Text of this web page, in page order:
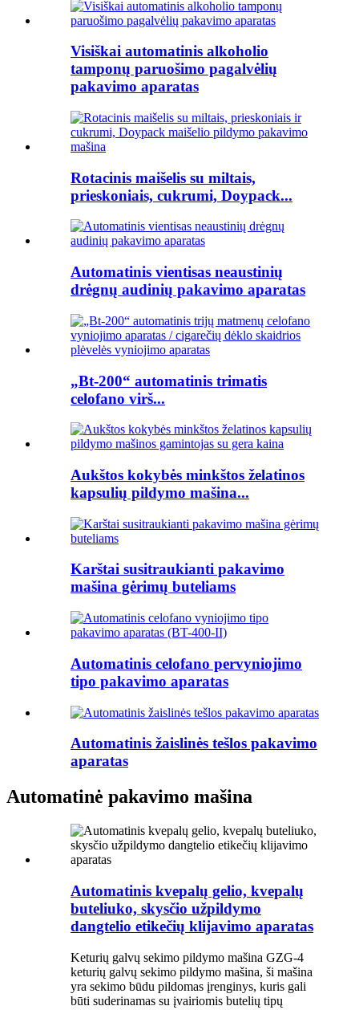
Visiškai automatinis alkoholio
tamponų paruošimo pagalvėlių
pakavimo aparatas
Rotacinis maišelis su miltais,
prieskoniais, cukrumi, Doypack...
Automatinis vientisas neaustinių
drėgnų audinių pakavimo aparatas
„Bt-200“ automatinis trimatis
celofano virš...
Aukštos kokybės minkštos želatinos
kapsulių pildymo mašina...
Karštai susitraukianti pakavimo
mašina gėrimų buteliams
Automatinis celofano pervyniojimo
tipo pakavimo aparatas
Automatinis žaislinės tešlos pakavimo
aparatas
Automatinė pakavimo mašina
Automatinis kvepalų gelio, kvepalų
buteliuko, skysčio užpildymo
dangtelio etikečių klijavimo aparatas
Keturių galvų sekimo pildymo mašina GZG-4
keturių galvų sekimo pildymo mašina, ši mašina
yra sekimo būdu pildomas įrenginys, kuris gali
būti suderinamas su įvairiomis butelių tipų